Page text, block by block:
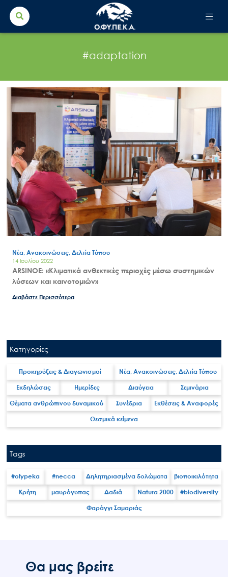
Search
for:
Άξονες δράσης
#adaptation
Νέα, Ανακοινώσεις, Δελτία Τύπου
14 Ιουλίου 2022
ARSINOE: «Κλιματικά ανθεκτικές περιοχές μέσω συστημικών
λύσεων και καινοτομιών»
Διαβάστε Περισσότερα
Κατηγορίες
Προκηρύξεις & Διαγωνισμοί Νέα, Ανακοινώσεις, Δελτία Τύπου
Εκδηλώσεις Ημερίδες Διαύγεια Σεμινάρια
Θέματα ανθρώπινου δυναμικού Συνέδρια Εκθέσεις & Αναφορές
Θεσμικά κείμενα
Tags
#ofypeka #necca Δηλητηριασμένα δολώματα βιοποικιλότητα
Κρήτη μαυρόγυπας Δαδιά Natura 2000 #biodiversity
Φαράγγι Σαμαριάς
Θα μας βρείτε